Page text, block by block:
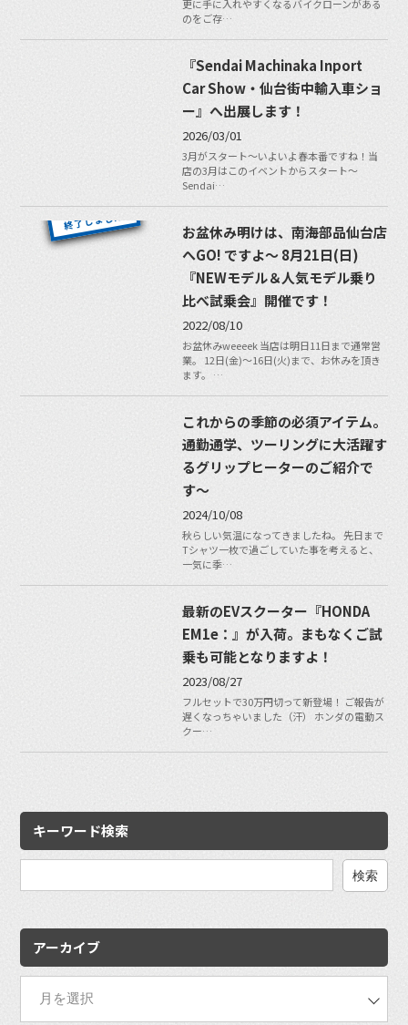
更に手に入れやすくなるバイクローンがある
のをご存…
『Sendai Machinaka Inport
Car Show・仙台街中輸入車ショ
ー』へ出展します！
2026/03/01
3月がスタート〜いよいよ春本番ですね！当
店の3月はこのイベントからスタート〜
Sendai…
お盆休み明けは、南海部品仙台店
へGO! ですよ〜 8月21日(日)
『NEWモデル＆人気モデル乗り
比べ試乗会』開催です！
2022/08/10
お盆休みweeeek 当店は明日11日まで通常営
業。 12日(金)〜16日(火)まで、お休みを頂き
ます。 …
これからの季節の必須アイテム。
通勤通学、ツーリングに大活躍す
るグリップヒーターのご紹介で
す〜
2024/10/08
秋らしい気温になってきましたね。 先日まで
Tシャツ一枚で過ごしていた事を考えると、
一気に季…
最新のEVスクーター『HONDA
EM1e：』が入荷。まもなくご試
乗も可能となりますよ！
2023/08/27
フルセットで30万円切って新登場！ ご報告が
遅くなっちゃいました（汗） ホンダの電動ス
クー…
キーワード検索
アーカイブ